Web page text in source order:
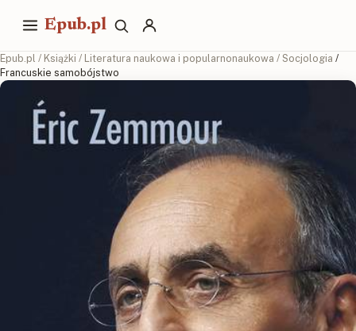
Epub.pl
Epub.pl / Książki / Literatura naukowa i popularnonaukowa / Socjologia /
Francuskie samobójstwo